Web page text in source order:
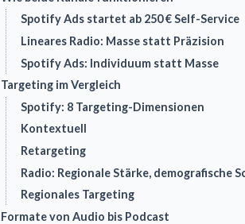
Spotify Ads startet ab 250 € Self-Service
Lineares Radio: Masse statt Präzision
Spotify Ads: Individuum statt Masse
Targeting im Vergleich
Spotify: 8 Targeting-Dimensionen
Kontextuell
Retargeting
Radio: Regionale Stärke, demografische
Regionales Targeting
Formate von Audio bis Podcast